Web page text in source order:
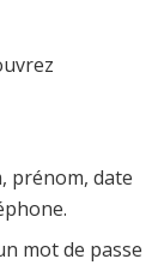
prénom, date
mot de passe